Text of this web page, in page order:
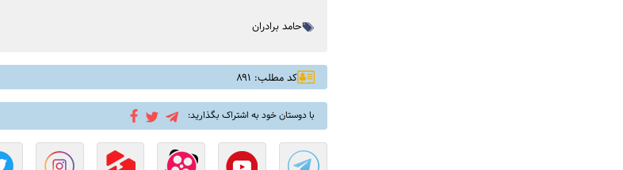
حامد برادران
کد مطلب: ۸۹۱
با دوستان خود به اشتراک بگذارید: